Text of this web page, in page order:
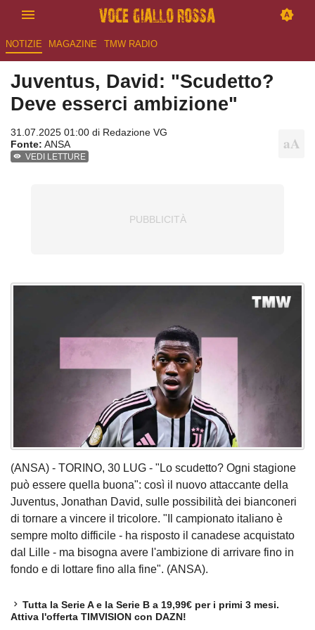
NOTIZIE MAGAZINE TMW RADIO
Juventus, David: "Scudetto?
Deve esserci ambizione"
31.07.2025 01:00 di Redazione VG
Fonte: ANSA
VEDI LETTURE
(ANSA) - TORINO, 30 LUG - "Lo scudetto? Ogni stagione
può essere quella buona": così il nuovo attaccante della
Juventus, Jonathan David, sulle possibilità dei bianconeri
di tornare a vincere il tricolore. "Il campionato italiano è
sempre molto difficile - ha risposto il canadese acquistato
dal Lille - ma bisogna avere l'ambizione di arrivare fino in
fondo e di lottare fino alla fine". (ANSA).
Tutta la Serie A e la Serie B a 19,99€ per i primi 3 mesi.
Attiva l'offerta TIMVISION con DAZN!